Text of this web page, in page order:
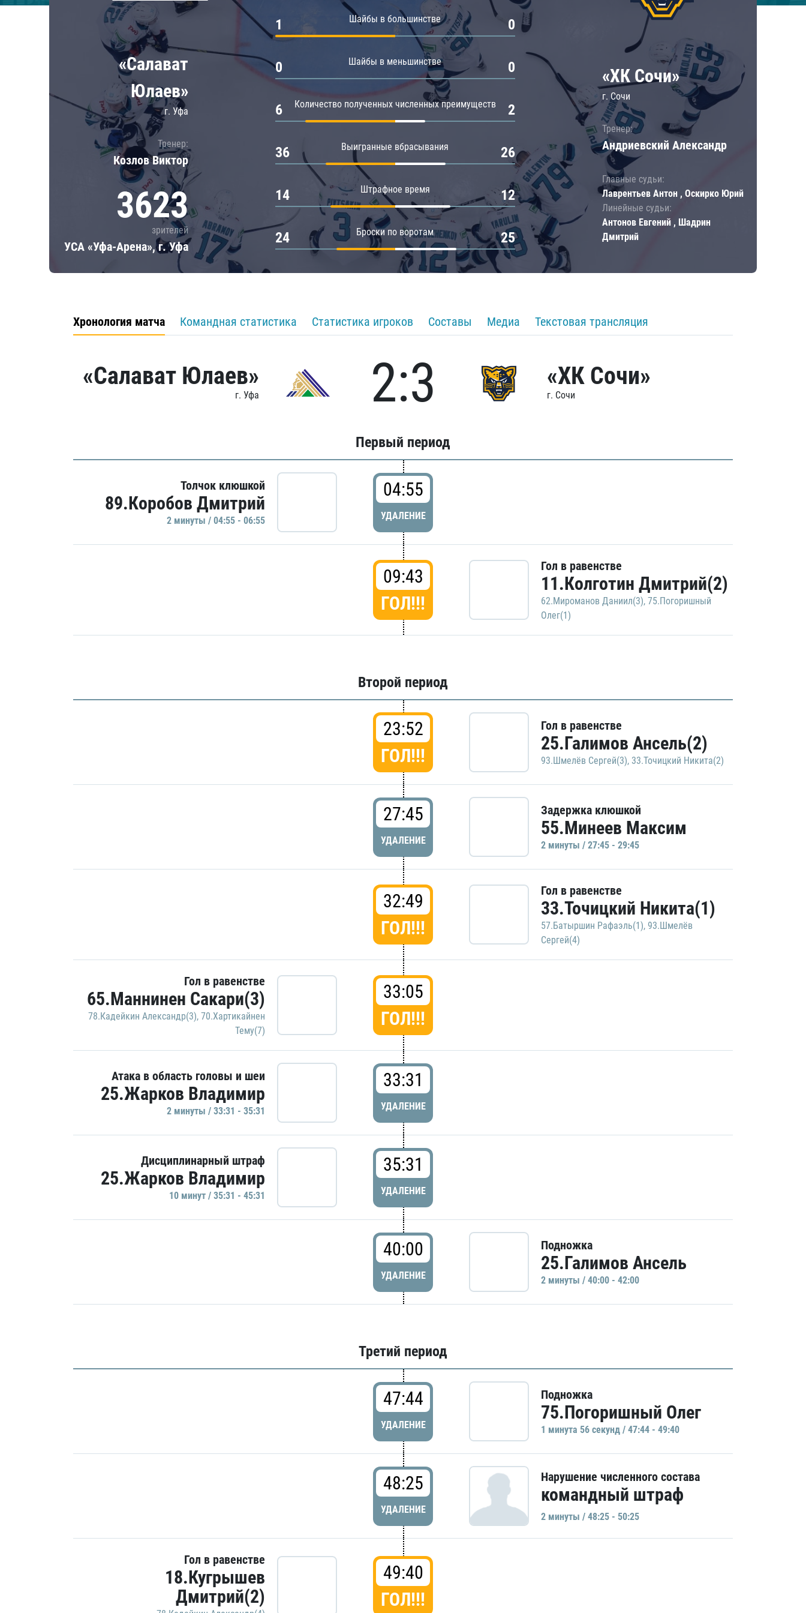
Локомотив
ЦСКА
Шанхайские Драконы
«Салават
Юлаев»
г. Уфа
Тренер:
Козлов Виктор
3623
зрителей
УСА «Уфа-Арена», г. Уфа
Шайбы в большинстве
1 0
Шайбы в меньшинстве
0 0
Количество полученных численных преимуществ
6 2
Выигранные вбрасывания
36 26
Штрафное время
14 12
Броски по воротам
24 25
«ХК Сочи»
г. Сочи
Тренер:
Андриевский Александр
Главные судьи:
Лаврентьев Антон , Оскирко Юрий
Линейные судьи:
Антонов Евгений , Шадрин
Дмитрий
Хронология матча Командная статистика Статистика игроков Составы Медиа Текстовая трансляция
«Салават Юлаев»
г. Уфа 2:3 «ХК Сочи»
г. Сочи
Первый период
Толчок клюшкой
89.Коробов Дмитрий
2 минуты / 04:55 - 06:55
04:55
УДАЛЕНИЕ
09:43
ГОЛ!!!
Гол в равенстве
11.Колготин Дмитрий(2)
62.Мироманов Даниил(3), 75.Погоришный
Олег(1)
Второй период
23:52
ГОЛ!!!
Гол в равенстве
25.Галимов Ансель(2)
93.Шмелёв Сергей(3), 33.Точицкий Никита(2)
27:45
УДАЛЕНИЕ
Задержка клюшкой
55.Минеев Максим
2 минуты / 27:45 - 29:45
32:49
ГОЛ!!!
Гол в равенстве
33.Точицкий Никита(1)
57.Батыршин Рафаэль(1), 93.Шмелёв
Сергей(4)
Гол в равенстве
65.Маннинен Сакари(3)
78.Кадейкин Александр(3), 70.Хартикайнен
Тему(7)
33:05
ГОЛ!!!
Атака в область головы и шеи
25.Жарков Владимир
2 минуты / 33:31 - 35:31
33:31
УДАЛЕНИЕ
Дисциплинарный штраф
25.Жарков Владимир
10 минут / 35:31 - 45:31
35:31
УДАЛЕНИЕ
40:00
УДАЛЕНИЕ
Подножка
25.Галимов Ансель
2 минуты / 40:00 - 42:00
Третий период
47:44
УДАЛЕНИЕ
Подножка
75.Погоришный Олег
1 минутa 56 секунд / 47:44 - 49:40
48:25
УДАЛЕНИЕ
Нарушение численного состава
командный штраф
2 минуты / 48:25 - 50:25
Гол в равенстве
18.Кугрышев
Дмитрий(2)
49:40
ГОЛ!!!